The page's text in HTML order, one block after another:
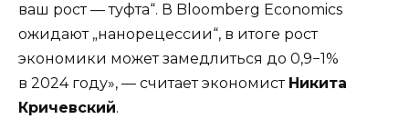
ваш рост — туфта“. В Bloomberg Economics
ожидают „нанорецессии“, в итоге рост
экономики может замедлиться до 0,9−1%
в 2024 году», — считает экономист Никита
Кричевский.